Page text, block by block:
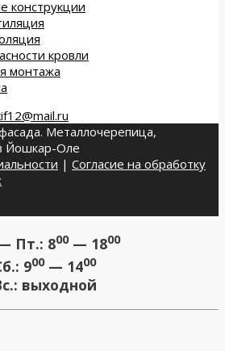
конструкции
кровли
монтажа
Металлочерепица,
Йошкар-Оле
| Согласие на обработку
Пт.: 800— 1800
900— 1400
выходной